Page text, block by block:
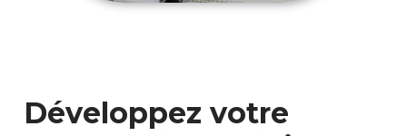
Développez votre